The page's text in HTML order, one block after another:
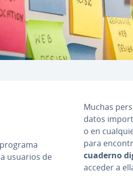
usuarios de
Muchas
datos
o en
para
cuaderno
acceder a